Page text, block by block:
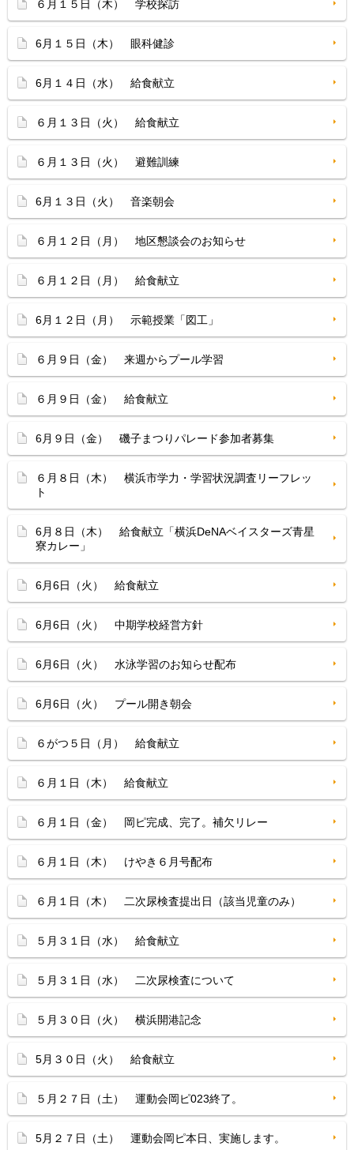
６月１５日（木） 学校探訪
6月１５日（木） 眼科健診
6月１４日（水） 給食献立
６月１３日（火） 給食献立
６月１３日（火） 避難訓練
6月１３日（火） 音楽朝会
６月１２日（月） 地区懇談会のお知らせ
６月１２日（月） 給食献立
6月１２日（月） 示範授業「図工」
６月９日（金） 来週からプール学習
６月９日（金） 給食献立
6月９日（金） 磯子まつりパレード参加者募集
６月８日（木） 横浜市学力・学習状況調査リーフレッ
ト
6月８日（木） 給食献立「横浜DeNAベイスターズ青星
寮カレー」
6月6日（火） 給食献立
6月6日（火） 中期学校経営方針
6月6日（火） 水泳学習のお知らせ配布
6月6日（火） プール開き朝会
６がつ５日（月） 給食献立
６月１日（木） 給食献立
６月１日（金） 岡ピ完成、完了。補欠リレー
６月１日（木） けやき６月号配布
６月１日（木） 二次尿検査提出日（該当児童のみ）
５月３１日（水） 給食献立
５月３１日（水） 二次尿検査について
５月３０日（火） 横浜開港記念
5月３０日（火） 給食献立
５月２７日（土） 運動会岡ピ023終了。
5月２７日（土） 運動会岡ピ本日、実施します。